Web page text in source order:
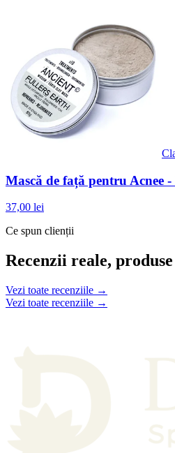
Mască de față pentru Acnee
37,00 lei
Ce spun clienții
Recenzii reale,
Vezi toate recenziile →
Vezi toate recenziile →